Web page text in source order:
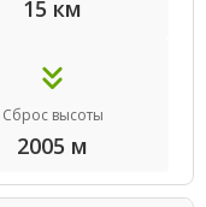
15 км
Сброс высоты
2005 м